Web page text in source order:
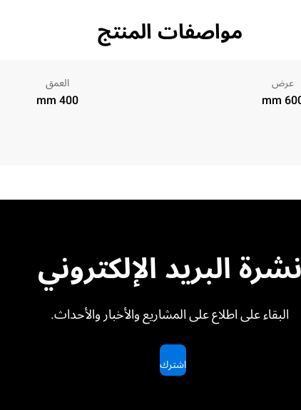
مواصفات المنتج
عرض
600
العمق
400 mm
نشرة البريد الإلكتروني
البقاء على اطلاع على المشاريع والأخبار والأحداث.
اشترك